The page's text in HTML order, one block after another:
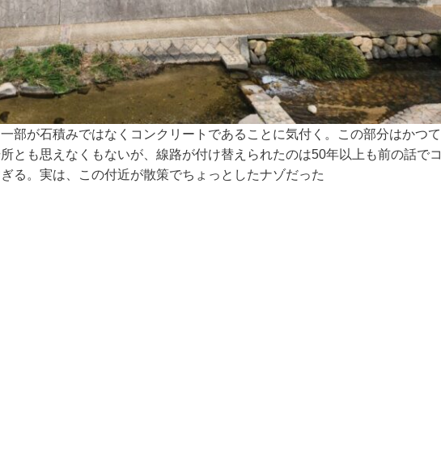
部が石積みではなくコンクリートであることに気付く。この部分はかつて
とも思えなくもないが、線路が付け替えられたのは50年以上も前の話でコ
る。実は、この付近が散策でちょっとしたナゾだった